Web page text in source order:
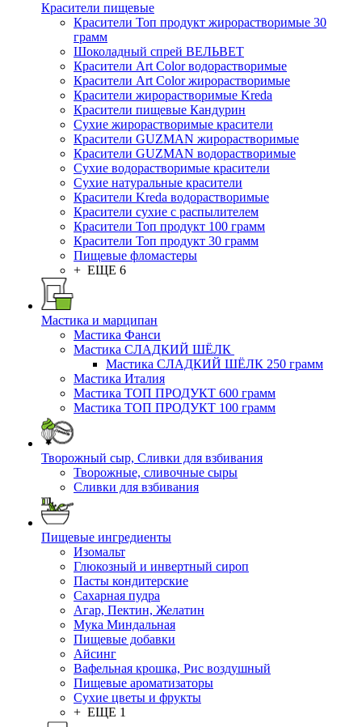
Красители пищевые
Красители Топ продукт жирорастворимые 30
грамм
Шоколадный спрей ВЕЛЬВЕТ
Красители Art Color водорастворимые
Красители Art Color жирорастворимые
Красители жирорастворимые Kreda
Красители пищевые Кандурин
Сухие жирорастворимые красители
Красители GUZMAN жирорастворимые
Красители GUZMAN водорастворимые
Сухие водорастворимые красители
Сухие натуральные красители
Красители Kreda водорастворимые
Красители сухие с распылителем
Красители Топ продукт 100 грамм
Красители Топ продукт 30 грамм
Пищевые фломастеры
+ ЕЩЕ 6
Мастика и марципан
Мастика Фанси
Мастика СЛАДКИЙ ШЁЛК
Мастика СЛАДКИЙ ШЁЛК 250 грамм
Мастика Италия
Мастика ТОП ПРОДУКТ 600 грамм
Мастика ТОП ПРОДУКТ 100 грамм
Творожный сыр, Сливки для взбивания
Творожные, сливочные сыры
Сливки для взбивания
Пищевые ингредиенты
Изомальт
Глюкозный и инвертный сироп
Пасты кондитерские
Сахарная пудра
Агар, Пектин, Желатин
Мука Миндальная
Пищевые добавки
Айсинг
Вафельная крошка, Рис воздушный
Пищевые ароматизаторы
Сухие цветы и фрукты
+ ЕЩЕ 1